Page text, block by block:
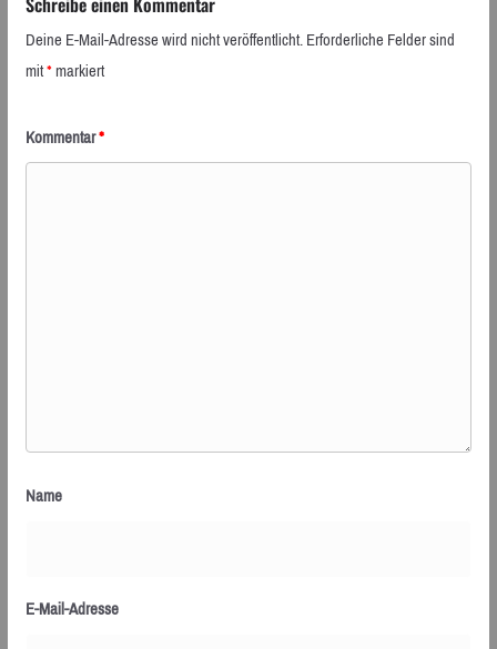
Deine E-Mail-Adresse wird nicht veröffentlicht.Erforderliche Felder sind
mit*markiert
Kommentar*
Name
E-Mail-Adresse